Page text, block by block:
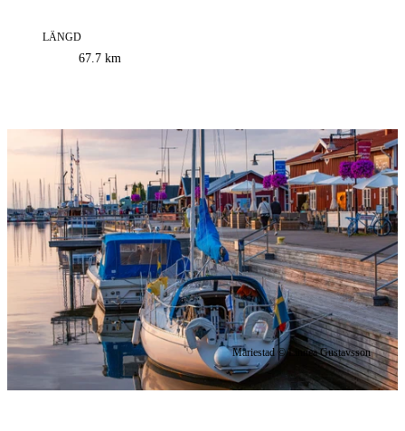
Information
LÄNGD
67.7km
Bildspel
med
bilder
Mariestad © Linnea Gustavsson